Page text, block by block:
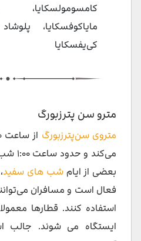
کامسومولسکایا،
مایاکوفسکایا،
کی‌یفسکایا
مترو سن پترزبورگ
متروی سن‌پترزبورگ
بعضی از ایامشب های سفید
فعال است و مسافران
استفاده کنند. قطارها
ایستگاه می شوند. جالب